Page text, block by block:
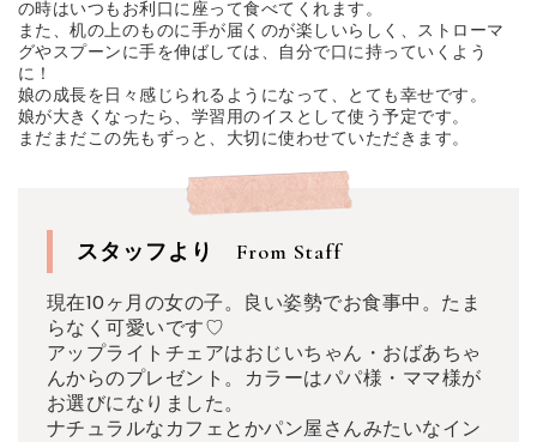
の時はいつもお利口に座って食べてくれます。
また、机の上のものに手が届くのが楽しいらしく、ストローマ
グやスプーンに手を伸ばしては、自分で口に持っていくよう
に！
娘の成長を日々感じられるようになって、とても幸せです。
娘が大きくなったら、学習用のイスとして使う予定です。
まだまだこの先もずっと、大切に使わせていただきます。
スタッフより From Staff
現在10ヶ月の女の子。良い姿勢でお食事中。たま
らなく可愛いです♡
アップライトチェアはおじいちゃん・おばあちゃ
んからのプレゼント。カラーはパパ様・ママ様が
お選びになりました。
ナチュラルなカフェとかパン屋さんみたいなイン